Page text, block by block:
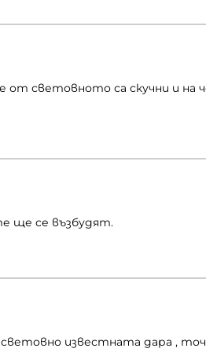
от световното са скучни и на
ще се възбудят.
известната дара ,